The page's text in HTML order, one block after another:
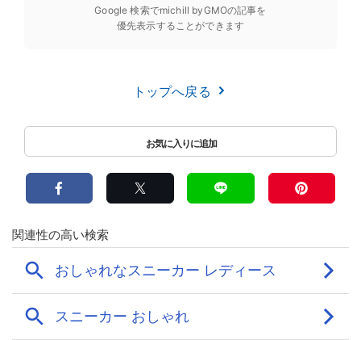
Google 検索でmichill byGMOの記事を
優先表示することができます
トップへ戻る